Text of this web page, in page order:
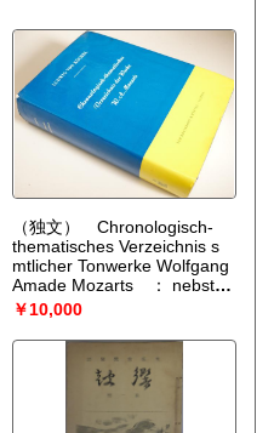
（独文） Chronologisch-
thematisches Verzeichnis s
mtlicher Tonwerke Wolfgang
Amade Mozarts ： nebst
Angabe der
verlorengegangenen,
angefangenen, bertragenen,
zweifelhaften und
unterschobenen
Kompositionen
（ K chel,
Ludwig Ritter von）
￥10,000